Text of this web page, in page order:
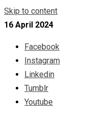
Skip to content
16 April 2024
Facebook
Instagram
Linkedin
Tumblr
Youtube